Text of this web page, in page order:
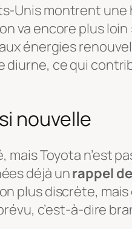
Unis montrent une
va encore plus loin
énergies
diurne, ce qui
nouvelle
mais Toyota n’est
déjà unrappel
plus discrète, mais
c’est-à-dire